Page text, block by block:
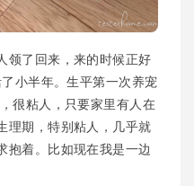
领了回来，来的时候正好
小半年。生平第一次养宠
很粘人，只要家里有人在
理期，特别粘人，几乎就
抱着。比如现在我是一边